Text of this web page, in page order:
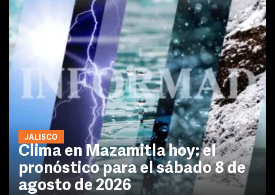
JALISCO
Clima en Mazamitla hoy: el
pronóstico para el sábado 8 de
agosto de 2026